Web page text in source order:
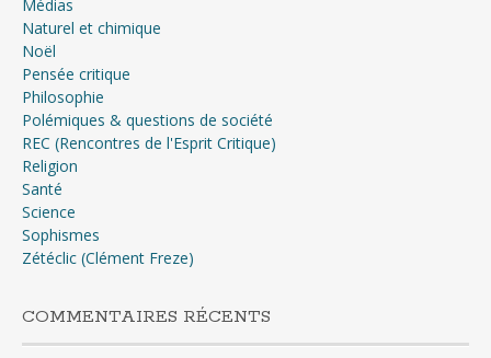
Médias
Naturel et chimique
Noël
Pensée critique
Philosophie
Polémiques & questions de société
REC (Rencontres de l'Esprit Critique)
Religion
Santé
Science
Sophismes
Zétéclic (Clément Freze)
COMMENTAIRES RÉCENTS